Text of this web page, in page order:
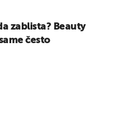
zablista? Beauty
često